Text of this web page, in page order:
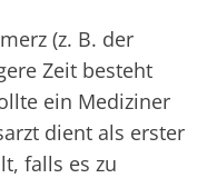
(z. B. der
Zeit besteht
ein Mediziner
dient als erster
falls es zu